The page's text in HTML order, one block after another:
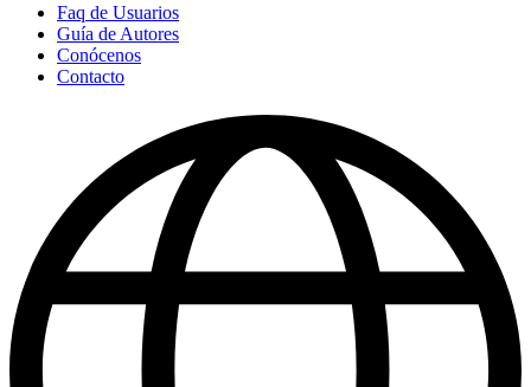
Faq de Usuarios
Guía de Autores
Conócenos
Contacto